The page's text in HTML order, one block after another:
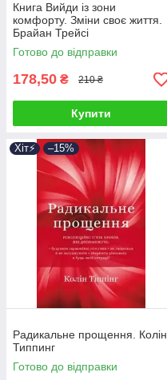
Книга Вийди із зони
комфорту. Зміни своє життя.
Брайан Трейсі
Готово до відправки
178,50 ₴ 210 ₴
Купити
Хіт⚡️ –15%
Радикальне прощення. Колін
Типпинг
Готово до відправки